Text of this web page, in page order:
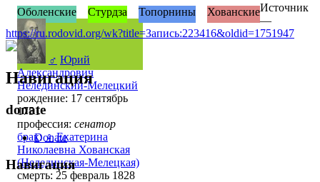
♂ Юрий
Александрович
Нелединский-Мелецкий
рождение: 17 сентябрь
1751
профессия: сенатор
брак:♀ Екатерина
Николаевна Хованская
(Нелединская-Мелецкая)
смерть: 25 февраль 1828
Оболенские Стурдза Топорнины ХованскиеИсточник
—
https://ru.rodovid.org/wk?title=Запись:223416&oldid=1751947
Навигация
donate
Donate
Навигация